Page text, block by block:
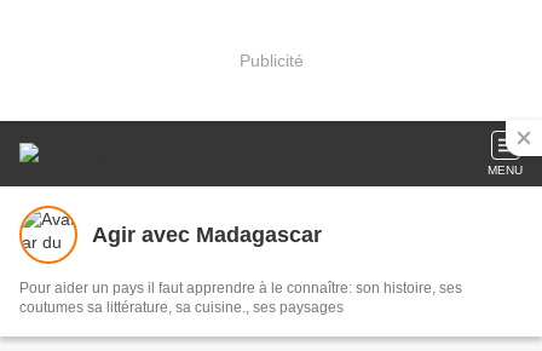
Publicité
MENU
Agir avec Madagascar
Pour aider un pays il faut apprendre à le connaître: son histoire, ses
coutumes sa littérature, sa cuisine., ses paysages